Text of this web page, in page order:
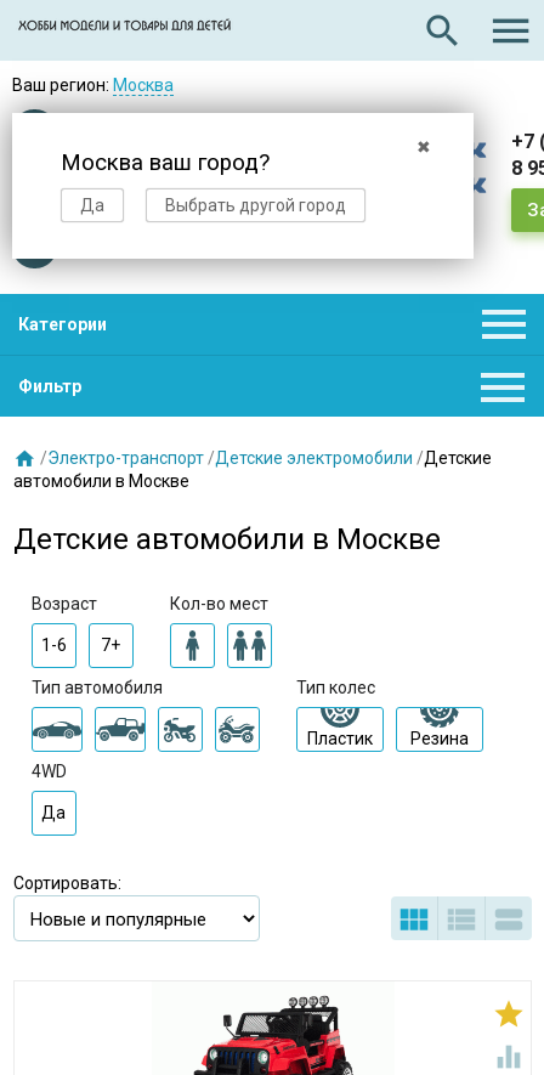
search 
Ваш регион: Москва
✖
Москва ваш город?
Да Выбрать другой город
Доставкав день заказа
+7
8
Категории 
Фильтр 
 /Электро-транспорт /Детские электромобили /Детские
автомобили в Москве
Детские автомобили в Москве
Возраст
1-6 7+
Кол-во мест
Тип автомобиля Тип колес
Пластик
Резина
4WD
Да
Сортировать:
  

